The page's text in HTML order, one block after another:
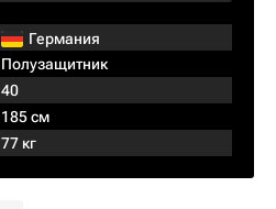
Германия
Полузащитник
40
185 см
77 кг